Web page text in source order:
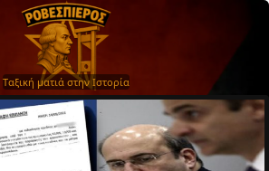
Ταξική ματιά στην Ιστορία